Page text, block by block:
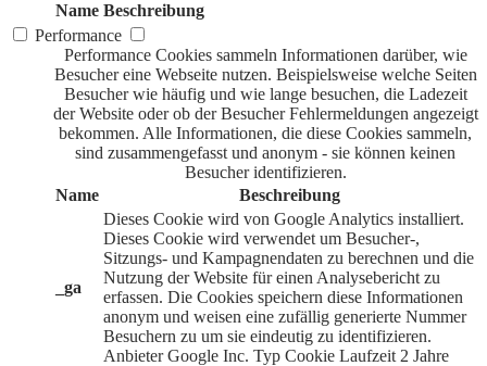
Name Beschreibung
Performance
Performance Cookies sammeln Informationen darüber, wie
Besucher eine Webseite nutzen. Beispielsweise welche Seiten
Besucher wie häufig und wie lange besuchen, die Ladezeit
der Website oder ob der Besucher Fehlermeldungen angezeigt
bekommen. Alle Informationen, die diese Cookies sammeln,
sind zusammengefasst und anonym - sie können keinen
Besucher identifizieren.
Name
Beschreibung
_ga
Dieses Cookie wird von Google Analytics installiert.
Dieses Cookie wird verwendet um Besucher-,
Sitzungs- und Kampagnendaten zu berechnen und die
Nutzung der Website für einen Analysebericht zu
erfassen. Die Cookies speichern diese Informationen
anonym und weisen eine zufällig generierte Nummer
Besuchern zu um sie eindeutig zu identifizieren.
Anbieter Google Inc. Typ Cookie Laufzeit 2 Jahre